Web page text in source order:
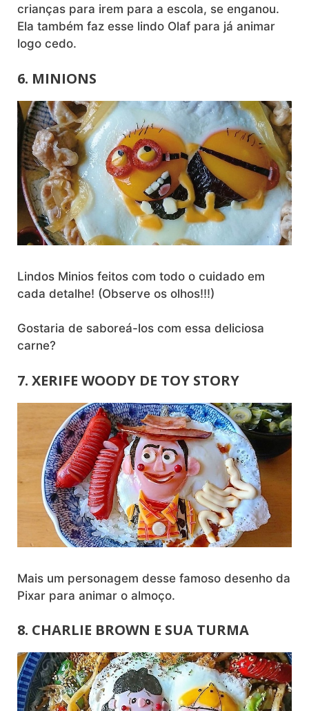
crianças para irem para a escola, se enganou.
Ela também faz esse lindo Olaf para já animar
logo cedo.
6. MINIONS
Lindos Minios feitos com todo o cuidado em
cada detalhe! (Observe os olhos!!!)
Gostaria de saboreá-los com essa deliciosa
carne?
7. XERIFE WOODY DE TOY STORY
Mais um personagem desse famoso desenho da
Pixar para animar o almoço.
8. CHARLIE BROWN E SUA TURMA